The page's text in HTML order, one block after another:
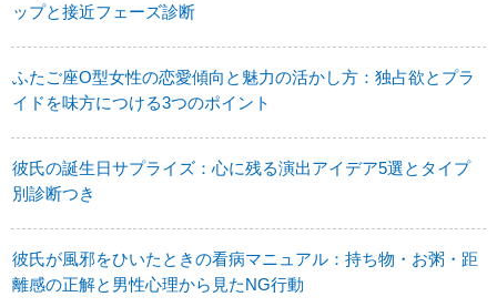
ップと接近フェーズ診断
ふたご座O型女性の恋愛傾向と魅力の活かし方：独占欲とプラ
イドを味方につける3つのポイント
彼氏の誕生日サプライズ：心に残る演出アイデア5選とタイプ
別診断つき
彼氏が風邪をひいたときの看病マニュアル：持ち物・お粥・距
離感の正解と男性心理から見たNG行動